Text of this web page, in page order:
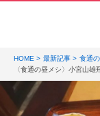
HOME 最新記事
食通
〈食通の昼メシ〉小宮山雄